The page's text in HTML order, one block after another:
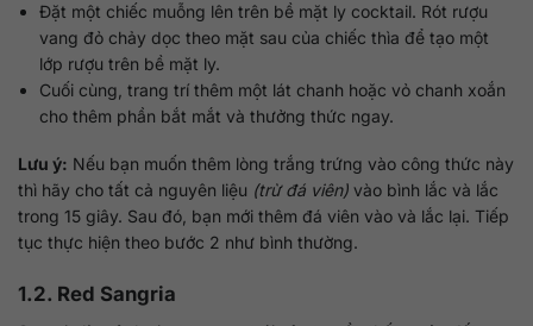
Đặt một chiếc muỗng lên trên bề mặt ly cocktail. Rót rượu
vang đỏ chảy dọc theo mặt sau của chiếc thìa để tạo một
lớp rượu trên bề mặt ly.
Cuối cùng, trang trí thêm một lát chanh hoặc vỏ chanh xoắn
cho thêm phần bắt mắt và thưởng thức ngay.
Lưu ý: Nếu bạn muốn thêm lòng trắng trứng vào công thức này
thì hãy cho tất cả nguyên liệu (trừ đá viên) vào bình lắc và lắc
trong 15 giây. Sau đó, bạn mới thêm đá viên vào và lắc lại. Tiếp
tục thực hiện theo bước 2 như bình thường.
1.2. Red Sangria